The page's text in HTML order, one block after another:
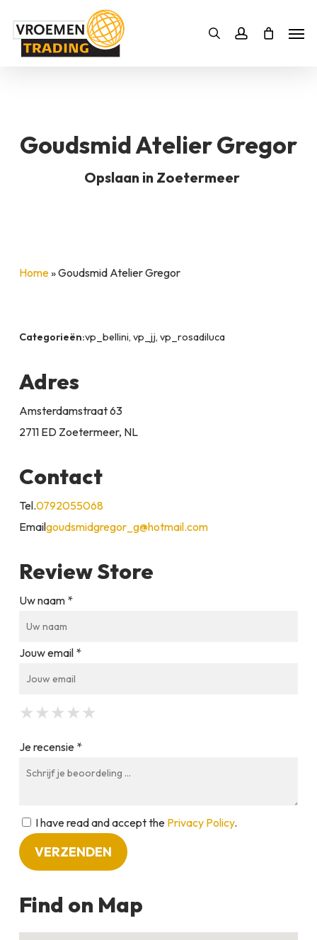
Zoekenaccount
Bestelling SLUITEN
Goudsmid Atelier Gregor
Opslaan in Zoetermeer
Home»Goudsmid Atelier Gregor
Categorieën:vp_bellini, vp_jj, vp_rosadiluca
Adres
Amsterdamstraat 63
2711 ED Zoetermeer, NL
Contact
Tel.0792055068
Emailgoudsmidgregor_g@hotmail.com
Review Store
Uw naam *
Jouw email *
★
★ ★
★ ★ ★
★ ★ ★ ★
★ ★ ★ ★ ★
Je recensie *
I have read and accept the Privacy Policy.
Find on Map